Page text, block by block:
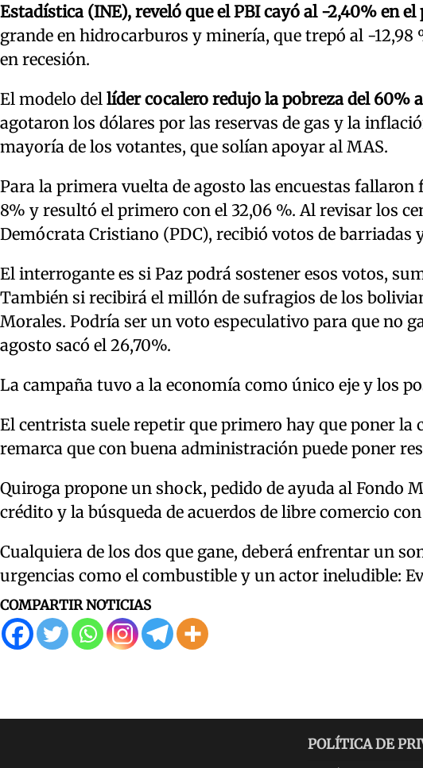
Estadística (INE), reveló que el PBI cayó al -2,40% en
grande en hidrocarburos y minería, que trepó al -12,98
en recesión.
El modelo del líder cocalero redujo la pobreza del 60%
agotaron los dólares por las reservas de gas y la
mayoría de los votantes, que solían apoyar al MAS.
Para la primera vuelta de agosto las encuestas
8% y resultó el primero con el 32,06 %. Al revisar los
Demócrata Cristiano (PDC), recibió votos de barriadas
El interrogante es si Paz podrá sostener esos votos,
También si recibirá el millón de sufragios de los
Morales. Podría ser un voto especulativo para que no
agosto sacó el 26,70%.
La campaña tuvo a la economía como único eje y los
El centrista suele repetir que primero hay que poner la
remarca que con buena administración puede poner
Quiroga propone un shock, pedido de ayuda al Fondo
crédito y la búsqueda de acuerdos de libre comercio
Cualquiera de los dos que gane, deberá enfrentar un
urgencias como el combustible y un actor ineludible:
COMPARTIR NOTICIAS
POLÍTICA DE